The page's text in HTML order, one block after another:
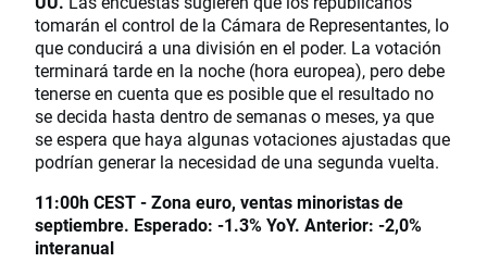
tomarán el control de la Cámara de Representantes, lo
que conducirá a una división en el poder. La votación
terminará tarde en la noche (hora europea), pero debe
tenerse en cuenta que es posible que el resultado no
se decida hasta dentro de semanas o meses, ya que
se espera que haya algunas votaciones ajustadas que
podrían generar la necesidad de una segunda vuelta.
11:00h CEST - Zona euro, ventas minoristas de
septiembre. Esperado: -1.3% YoY. Anterior: -2,0%
interanual